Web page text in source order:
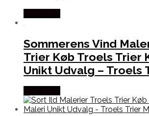
Sommerens Vind
Trier Køb Troels Trier
Unikt Udvalg – Troels